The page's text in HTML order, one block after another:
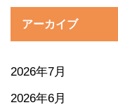
アーカイブ
2026年7月
2026年6月